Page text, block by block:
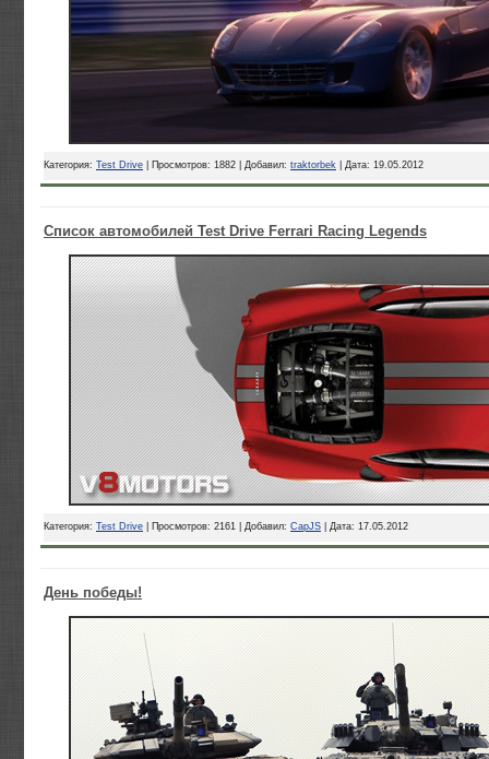
Категория: Test Drive | Просмотров: 1882 | Добавил: traktorbek | Дата: 19.05.2012
Список автомобилей Test Drive Ferrari Racing Legends
Категория: Test Drive | Просмотров: 2161 | Добавил: CapJS | Дата: 17.05.2012
День победы!